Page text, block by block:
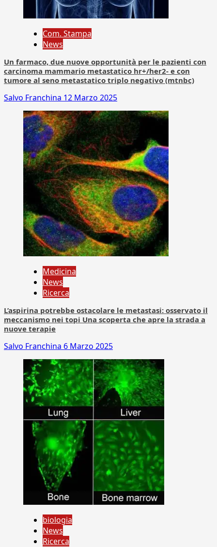
Com. Stampa
News
Un farmaco, due nuove opportunità per le pazienti con
carcinoma mammario metastatico hr+/her2- e con
tumore al seno metastatico triplo negativo (mtnbc)
Salvo Franchina 12 Marzo 2025
Medicina
News
Ricerca
L’aspirina potrebbe ostacolare le metastasi: osservato il
meccanismo nei topi Una scoperta che apre la strada a
nuove terapie
Salvo Franchina 6 Marzo 2025
biologia
News
Ricerca